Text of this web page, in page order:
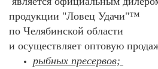
продукции "Ловец Удачи"™
по Челябинской области
и осуществляет оптовую
рыбных пресервов;